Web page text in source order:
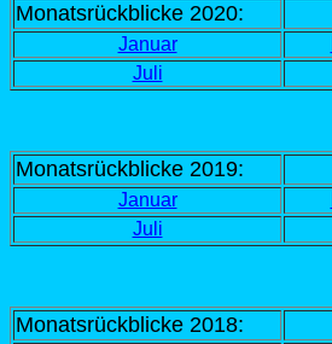
Monatsrückblicke 2020:
Januar
Juli
Monatsrückblicke 2019:
Januar
Juli
Monatsrückblicke 2018: